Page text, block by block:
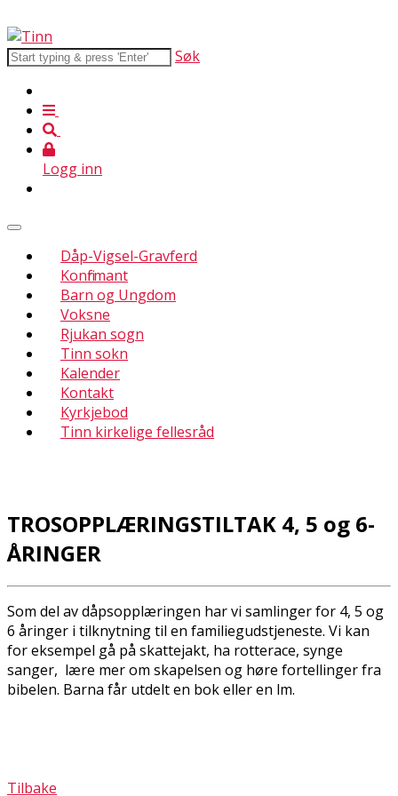
Søk
Logg inn
Dåp-Vigsel-Gravferd
Konfirmant
Barn og Ungdom
Voksne
Rjukan sogn
Tinn sokn
Kalender
Kontakt
Kyrkjebod
Tinn kirkelige fellesråd
TROSOPPLÆRINGSTILTAK 4, 5 og 6-
ÅRINGER
Som del av dåpsopplæringen har vi samlinger for 4, 5 og
6 åringer i tilknytning til en familiegudstjeneste. Vi kan
for eksempel gå på skattejakt, ha rotterace, synge
sanger, lære mer om skapelsen og høre fortellinger fra
bibelen. Barna får utdelt en bok eller en film.
Tilbake